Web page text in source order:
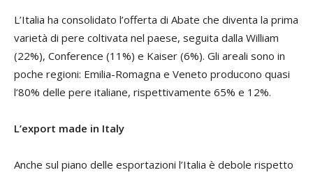
L’Italia ha consolidato l’offerta di Abate che diventa la prima
varietà di pere coltivata nel paese, seguita dalla William
(22%), Conference (11%) e Kaiser (6%). Gli areali sono in
poche regioni: Emilia-Romagna e Veneto producono quasi
l’80% delle pere italiane, rispettivamente 65% e 12%.
L’export made in Italy
Anche sul piano delle esportazioni l’Italia è debole rispetto